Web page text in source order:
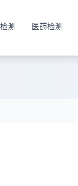
测 医药检测